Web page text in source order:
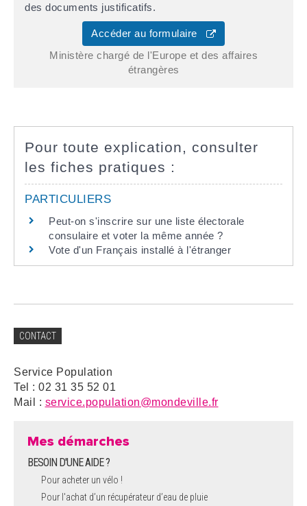
des documents justificatifs.
Accéder au formulaire
Ministère chargé de l'Europe et des affaires
étrangères
Pour toute explication, consulter
les fiches pratiques :
PARTICULIERS
Peut-on s'inscrire sur une liste électorale
consulaire et voter la même année ?
Vote d'un Français installé à l'étranger
CONTACT
Service Population
Tel : 02 31 35 52 01
Mail : service.population@mondeville.fr
Mes démarches
BESOIN D'UNE AIDE ?
Pour acheter un vélo !
Pour l'achat d’un récupérateur d’eau de pluie